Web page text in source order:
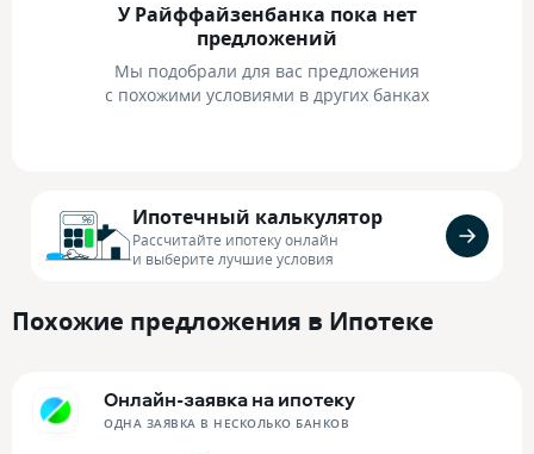
У Райффайзенбанка пока нет
предложений
Мы подобрали для вас предложения
с похожими условиями в других банках
Ипотечный калькулятор
Рассчитайте ипотеку онлайн
и выберите лучшие условия
Похожие предложения в Ипотеке
Онлайн-заявка на ипотеку
ОДНА ЗАЯВКА В НЕСКОЛЬКО БАНКОВ